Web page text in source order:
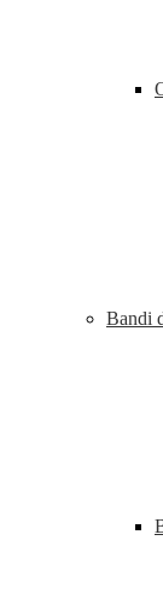
Bandi